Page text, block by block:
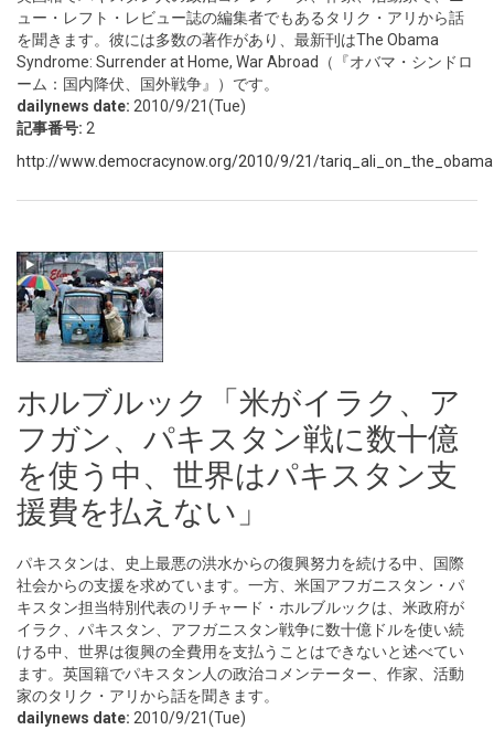
ュー・レフト・レビュー誌の編集者でもあるタリク・アリから話
を聞きます。彼には多数の著作があり、最新刊はThe Obama
Syndrome: Surrender at Home, War Abroad（『オバマ・シンドロ
ーム：国内降伏、国外戦争』）です。
dailynews date: 2010/9/21(Tue)
記事番号: 2
http://www.democracynow.org/2010/9/21/
ホルブルック「米がイラク、ア
フガン、パキスタン戦に数十億
を使う中、世界はパキスタン支
援費を払えない」
パキスタンは、史上最悪の洪水からの復興努力を続ける中、国際
社会からの支援を求めています。一方、米国アフガニスタン・パ
キスタン担当特別代表のリチャード・ホルブルックは、米政府が
イラク、パキスタン、アフガニスタン戦争に数十億ドルを使い続
ける中、世界は復興の全費用を支払うことはできないと述べてい
ます。英国籍でパキスタン人の政治コメンテーター、作家、活動
家のタリク・アリから話を聞きます。
dailynews date: 2010/9/21(Tue)